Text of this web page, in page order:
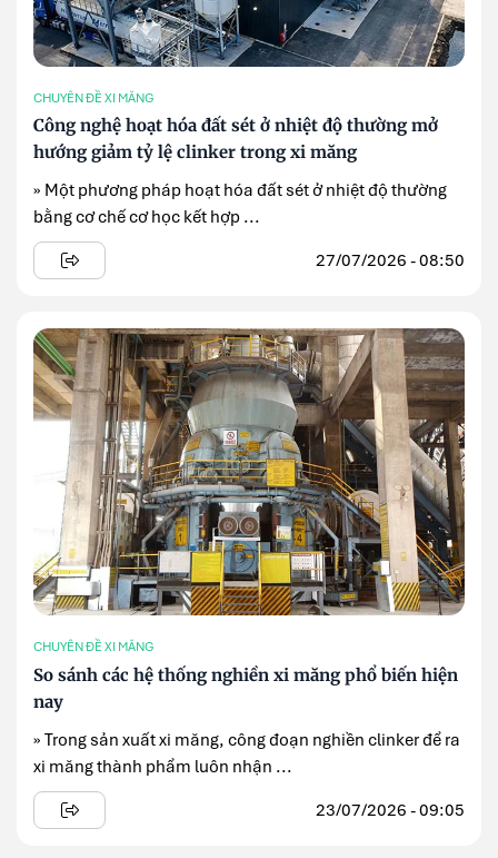
CHUYÊN ĐỀ XI MĂNG
Công nghệ hoạt hóa đất sét ở nhiệt độ thường mở
hướng giảm tỷ lệ clinker trong xi măng
» Một phương pháp hoạt hóa đất sét ở nhiệt độ thường
bằng cơ chế cơ học kết hợp ...
27/07/2026 - 08:50
CHUYÊN ĐỀ XI MĂNG
So sánh các hệ thống nghiền xi măng phổ biến hiện
nay
» Trong sản xuất xi măng, công đoạn nghiền clinker để ra
xi măng thành phẩm luôn nhận ...
23/07/2026 - 09:05